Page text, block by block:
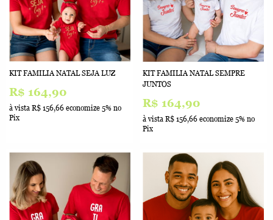
KIT FAMILIA NATAL SEJA LUZ
R$ 164,90
à vista R$ 156,66 economize 5% no
Pix
KIT FAMILIA NATAL SEMPRE
JUNTOS
R$ 164,90
à vista R$ 156,66 economize 5% no
Pix